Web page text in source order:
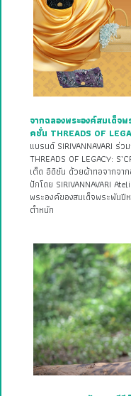
จากฉลองพระองค์สมเด็จ
คชั่น THREADS OF
แบรนด์ SIRIVANNAVARI ร่
THREADS OF LEGACY:
เต็ด อิดิชัน ด้วยผ้าทอจากจา
ปักโดย SIRIVANNAVARI
พระองค์ของสมเด็จพระพันปี
ตำหนัก